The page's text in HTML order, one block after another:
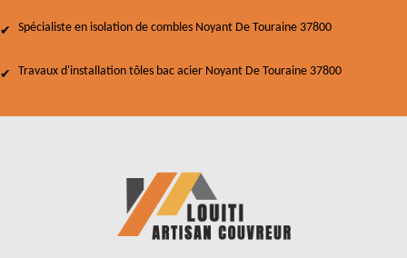
Spécialiste en isolation de combles Noyant De Touraine 37800
Travaux d'installation tôles bac acier Noyant De Touraine 37800